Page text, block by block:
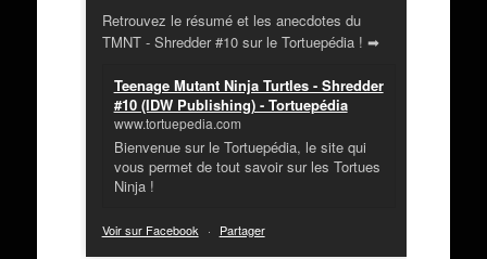
Retrouvez le résumé et les anecdotes du
TMNT - Shredder #10 sur le Tortuepédia ! ➡
Teenage Mutant Ninja Turtles - Shredder
#10 (IDW Publishing) - Tortuepédia
www.tortuepedia.com
Bienvenue sur le Tortuepédia, le site qui
vous permet de tout savoir sur les Tortues
Ninja !
Voir sur Facebook · Partager